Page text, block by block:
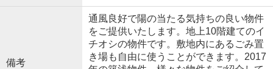
備考
通風良好で陽の当たる気持ちの良い物件
をご提供いたします。地上10階建てのイ
チオシの物件です。敷地内にあるごみ置
き場も自由に使うことができます。2017